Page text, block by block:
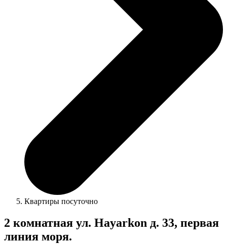
Квартиры посуточно
2 комнатная ул. Hayarkon д. 33, первая
линия моря.